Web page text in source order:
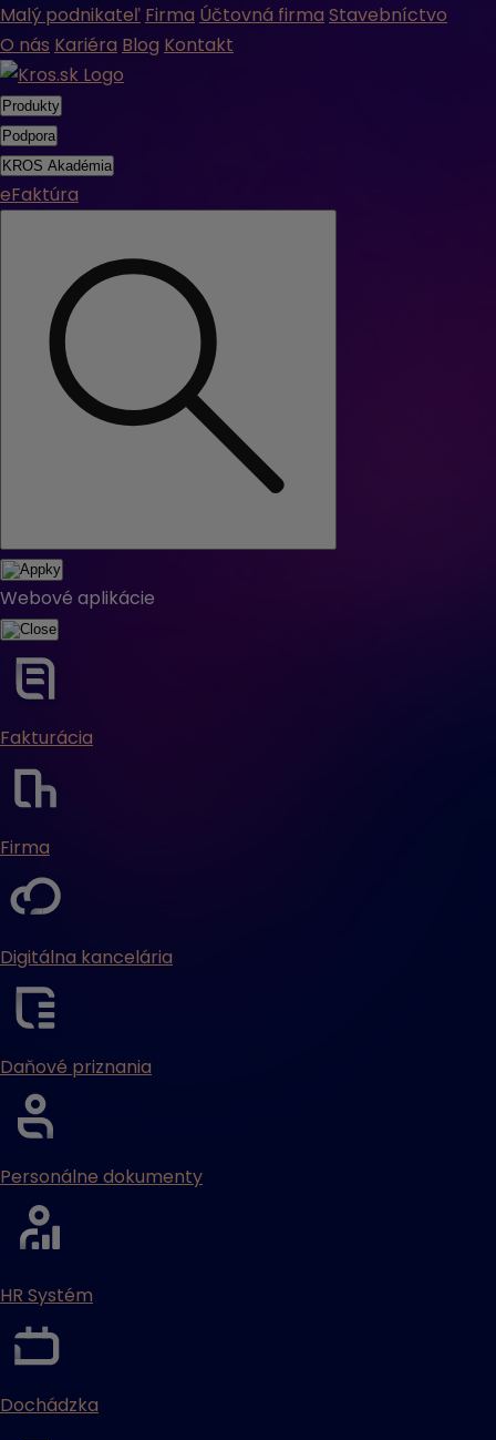
Malý podnikateľ Firma Účtovná firma Stavebníctvo
O nás Kariéra Blog Kontakt
Produkty
Podpora
KROS Akadémia
eFaktúra
Webové aplikácie
Fakturácia
Firma
Digitálna kancelária
Daňové priznania
Personálne dokumenty
HR Systém
Dochádzka